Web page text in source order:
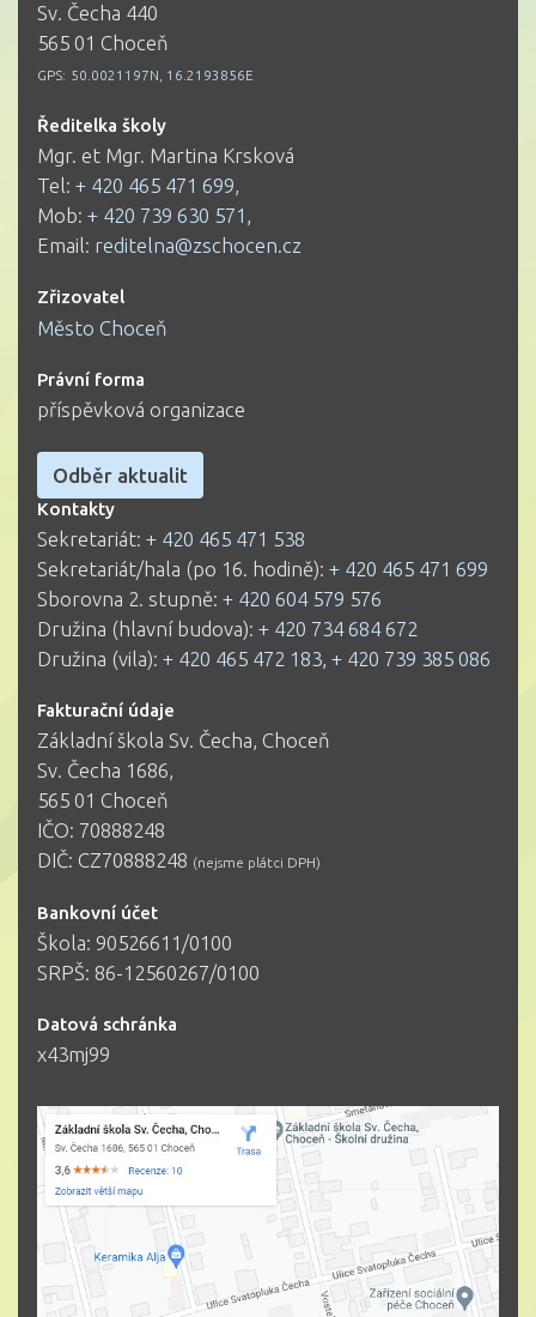
Sv. Čecha 440
565 01 Choceň
GPS: 50.0021197N, 16.2193856E
Ředitelka školy
Mgr. et Mgr. Martina Krsková
Tel: + 420 465 471 699,
Mob: + 420 739 630 571 ,
Email: reditelna@zschocen.cz
Zřizovatel
Město Choceň
Právní forma
příspěvková organizace
Odběr aktualit
Kontakty
Sekretariát: + 420 465 471 538
Sekretariát/hala (po 16. hodině): + 420 465 471 699
Sborovna 2. stupně: + 420 604 579 576
Družina (hlavní budova): + 420 734 684 672
Družina (vila): + 420 465 472 183 + 420 739 385 086
Fakturační údaje
Základní škola Sv. Čecha, Choceň
Sv. Čecha 1686,
565 01 Choceň
IČO: 70888248
DIČ: CZ70888248 (nejsme plátci DPH)
Bankovní účet
Škola: 90526611/0100
SRPŠ: 86-12560267/0100
Datová schránka
x43mj99